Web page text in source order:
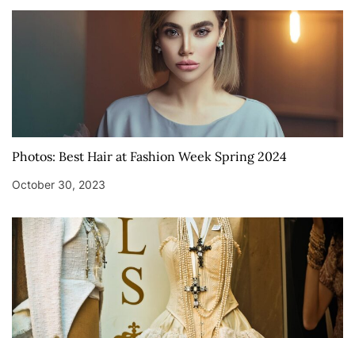
Photos: Best Hair at Fashion Week Spring 2024
October 30, 2023